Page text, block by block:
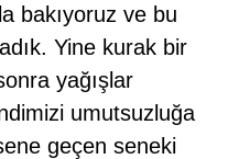
bakıyoruz ve bu
Yine kurak bir
yağışlar
umutsuzluğa
geçen seneki